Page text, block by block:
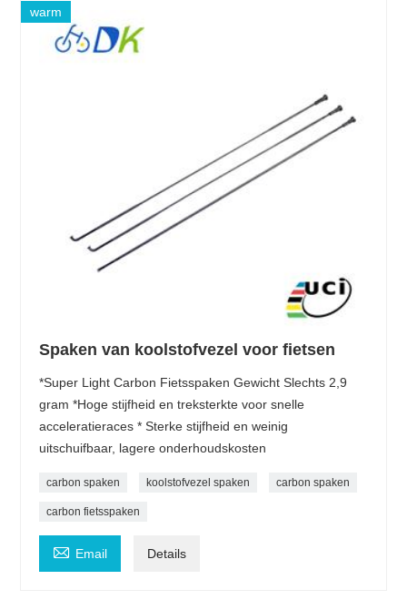
warm
Spaken van koolstofvezel voor fietsen
*Super Light Carbon Fietsspaken Gewicht Slechts 2,9
gram *Hoge stijfheid en treksterkte voor snelle
acceleratieraces * Sterke stijfheid en weinig
uitschuifbaar, lagere onderhoudskosten
carbon spaken koolstofvezel spaken carbon spaken
carbon fietsspaken
 Email Details